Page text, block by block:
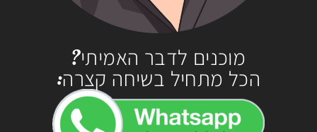
מוכנים לדבר האמיתי?
הכל מתחיל בשיחה קצרה: